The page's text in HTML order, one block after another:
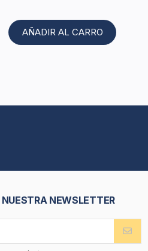
AÑADIR AL CARRO
NEWSLETTER